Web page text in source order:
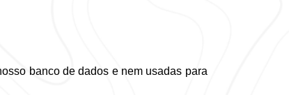
banco de dados e nem usadas para